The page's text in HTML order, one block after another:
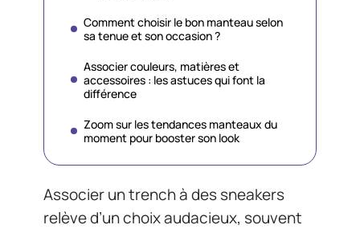
Comment choisir le bon manteau selon
sa tenue et son occasion ?
Associer couleurs, matières et
accessoires : les astuces qui font la
différence
Zoom sur les tendances manteaux du
moment pour booster son look
Associer un trench à des sneakers
relève d’un choix audacieux, souvent